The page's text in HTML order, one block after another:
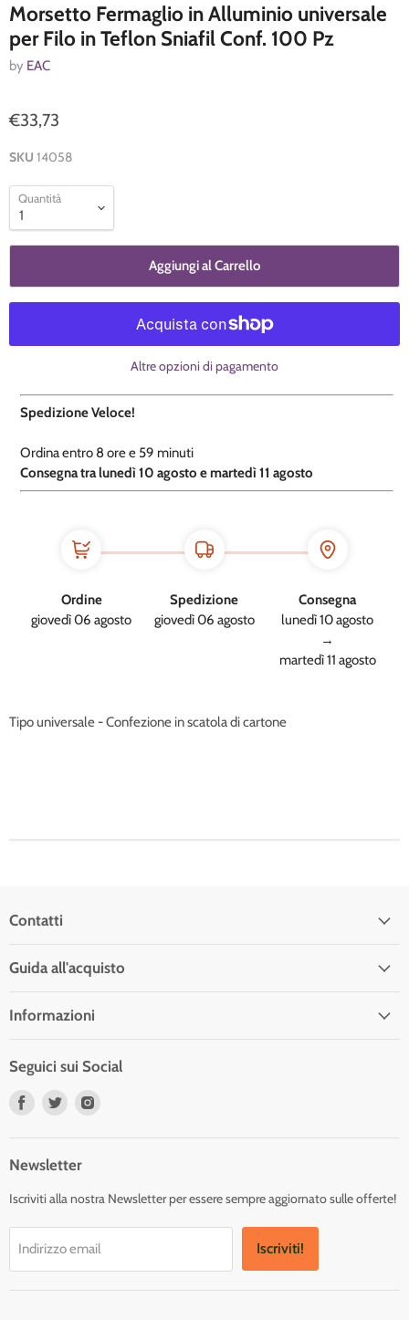
Morsetto Fermaglio in Alluminio universale
per Filo in Teflon Sniafil Conf. 100 Pz
by EAC
€33,73
SKU 14058
Quantità
Aggiungi al Carrello
Altre opzioni di pagamento
Spedizione Veloce!
Ordina entro 8 ore e 59 minuti
​Consegna tra lunedì 10 agosto e martedì 11 agosto
Ordine
giovedì 06 agosto
Spedizione
giovedì 06 agosto
Consegna
lunedì 10 agosto
→
martedì 11 agosto
Tipo universale - Confezione in scatola di cartone
Contatti
Guida all'acquisto
Informazioni
Seguici sui Social
Trovaci
Trovaci
Newsletter
Iscriviti alla nostra Newsletter per essere sempre aggiornato sulle offerte!
Indirizzo email Iscriviti!